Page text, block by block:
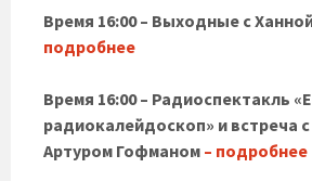
Время 16:00 – Выходные с
подробнее
Время 16:00 – Радиоспектакль
радиокалейдоскоп» и встреча
Артуром Гофманом – подробнее